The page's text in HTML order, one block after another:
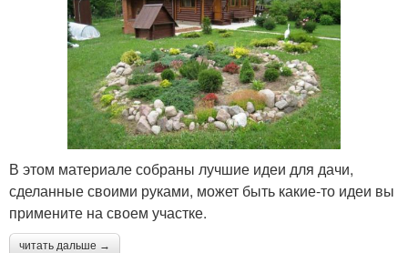
В этом материале собраны лучшие идеи для дачи,
сделанные своими руками, может быть какие-то идеи вы
примените на своем участке.
читать дальше →